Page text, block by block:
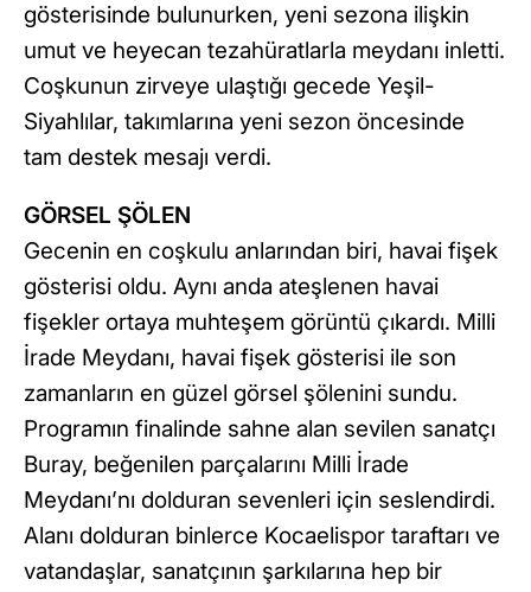
gösterisinde bulunurken, yeni sezona ilişkin
umut ve heyecan tezahüratlarla meydanı inletti.
Coşkunun zirveye ulaştığı gecede Yeşil-
Siyahlılar, takımlarına yeni sezon öncesinde
tam destek mesajı verdi.
GÖRSEL ŞÖLEN
Gecenin en coşkulu anlarından biri, havai fişek
gösterisi oldu. Aynı anda ateşlenen havai
fişekler ortaya muhteşem görüntü çıkardı. Milli
İrade Meydanı, havai fişek gösterisi ile son
zamanların en güzel görsel şölenini sundu.
Programın finalinde sahne alan sevilen sanatçı
Buray, beğenilen parçalarını Milli İrade
Meydanı’nı dolduran sevenleri için seslendirdi.
Alanı dolduran binlerce Kocaelispor taraftarı ve
vatandaşlar, sanatçının şarkılarına hep bir